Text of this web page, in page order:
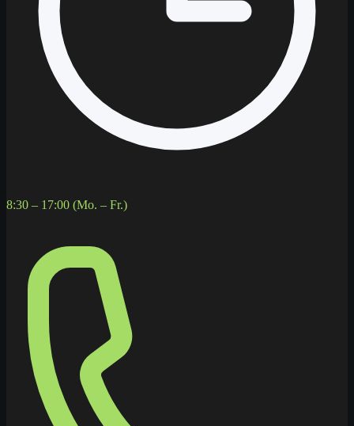
8:30 – 17:00 (Mo. – Fr.)